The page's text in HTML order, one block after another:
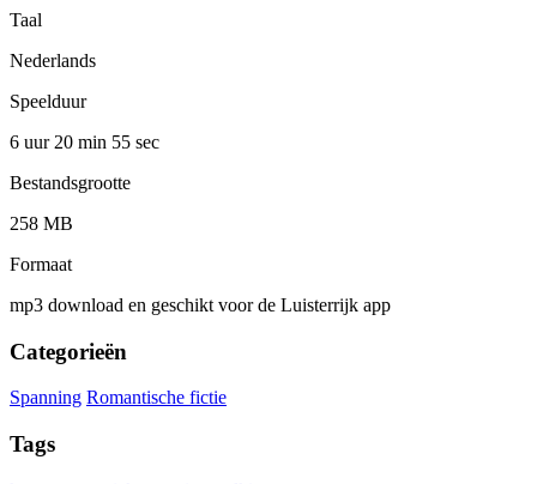
Taal
Nederlands
Speelduur
6 uur 20 min 55 sec
Bestandsgrootte
258 MB
Formaat
mp3 download en geschikt voor de Luisterrijk app
Categorieën
Spanning Romantische fictie
Tags